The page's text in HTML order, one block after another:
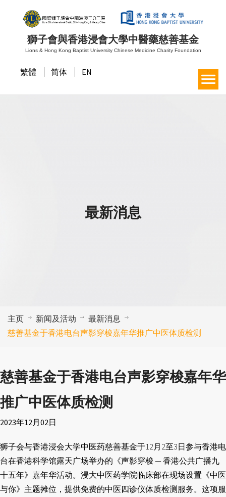
獅子會與香港浸會大學中醫藥慈善基金
Lions & Hong Kong Baptist University Chinese Medicine Charity Foundation
繁體 简体 EN
最新消息
主页 新闻及活动
最新消息
慈善基金于香港电台声影穿梭嘉年华推广中医体质检测
慈善基金于香港电台声影穿梭嘉年华
推广中医体质检测
2023年12月02日
狮子会与香港浸会大学中医药慈善基金于12月2至3日参与香港电
台在香港科学馆露天广场举办的《声影穿梭 — 香港公共广播九
十五年》嘉年华活动。浸大中医药学院临床部在现场设置《中医
与你》主题摊位，提供免费的中医四诊仪体质检测服务。这项服